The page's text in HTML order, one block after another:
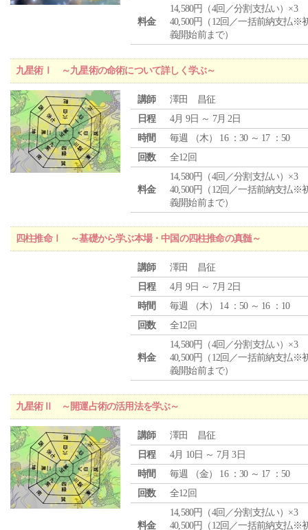
料金
14,580円（4回／分割支払い）×3
40,500円（12回／一括前納支払※
義開始前まで）
九星術Ⅰ ～九星術の命術について詳しく学ぶ～
講師
澤田 昌征
日程
4月 9日 ～ 7月 2日
時間
毎週 （木） 16 ：30 ～ 17 ：50
回数
全12回
料金
14,580円（4回／分割支払い）×3
40,500円（12回／一括前納支払※
義開始前まで）
四柱推命Ⅰ ～基礎から学ぶ本場・中国の四柱推命の真髄～
講師
澤田 昌征
日程
4月 9日 ～ 7月 2日
時間
毎週 （木） 14 ：50 ～ 16 ：10
回数
全12回
料金
14,580円（4回／分割支払い）×3
40,500円（12回／一括前納支払※
義開始前まで）
九星術Ⅱ ～開運占術の活用法を学ぶ～
講師
澤田 昌征
日程
4月 10日 ～ 7月 3日
時間
毎週 （金） 16 ：30 ～ 17 ：50
回数
全12回
料金
14,580円（4回／分割支払い）×3
40,500円（12回／一括前納支払※